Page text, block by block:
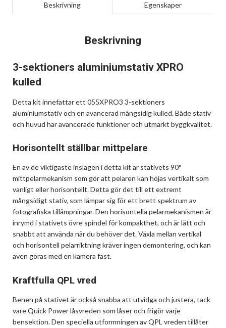
Beskrivning Egenskaper
Beskrivning
3-sektioners aluminiumstativ XPRO
kulled
Detta kit innefattar ett 055XPRO3 3-sektioners
aluminiumstativ och en avancerad mångsidig kulled. Både stativ
och huvud har avancerade funktioner och utmärkt byggkvalitet.
Horisontellt ställbar mittpelare
En av de viktigaste inslagen i detta kit är stativets 90°
mittpelarmekanism som gör att pelaren kan höjas vertikalt som
vanligt eller horisontellt. Detta gör det till ett extremt
mångsidigt stativ, som lämpar sig för ett brett spektrum av
fotografiska tillämpningar. Den horisontella pelarmekanismen är
inrymd i stativets övre spindel för kompakthet, och är lätt och
snabbt att använda när du behöver det. Växla mellan vertikal
och horisontell pelarriktning kräver ingen demontering, och kan
även göras med en kamera fäst.
Kraftfulla QPL vred
Benen på stativet är också snabba att utvidga och justera, tack
vare Quick Power låsvreden som låser och frigör varje
bensektion. Den speciella utformningen av QPL vreden tillåter